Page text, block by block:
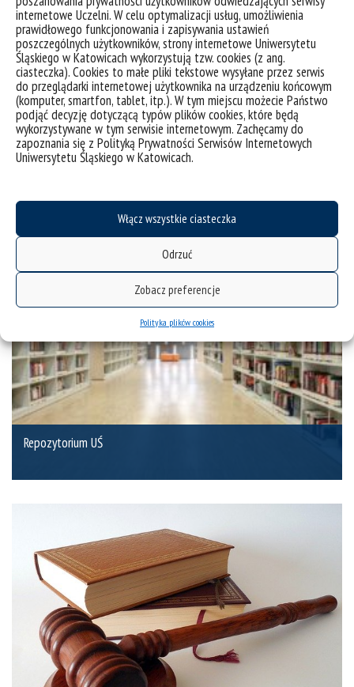
internetowe Uczelni. W celu optymalizacji usług, umożliwienia
prawidłowego funkcjonowania i zapisywania ustawień
poszczególnych użytkowników, strony internetowe Uniwersytetu
Śląskiego w Katowicach wykorzystują tzw. cookies (z ang.
ciasteczka). Cookies to małe pliki tekstowe wysyłane przez serwis
do przeglądarki internetowej użytkownika na urządzeniu końcowym
(komputer, smartfon, tablet, itp.). W tym miejscu możecie Państwo
podjąć decyzję dotyczącą typów plików cookies, które będą
wykorzystywane w tym serwisie internetowym. Zachęcamy do
zapoznania się z Polityką Prywatności Serwisów Internetowych
Uniwersytetu Śląskiego w Katowicach.
Włącz wszystkie ciasteczka
Odrzuć
Zobacz preferencje
Polityka plików cookies
Portal Pracownika
Repozytorium UŚ